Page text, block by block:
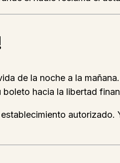
de la noche a la
hacia la libertad
autorizado.